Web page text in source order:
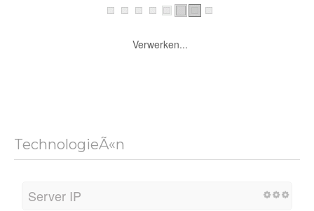
Verwerken...
TechnologieÃ«n
Server IP